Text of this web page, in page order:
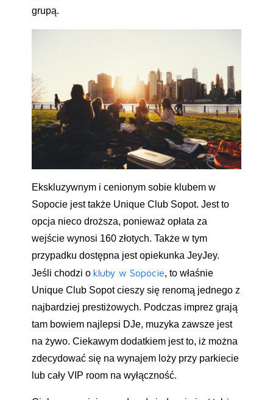
grupą.
Ekskluzywnym i cenionym sobie klubem w
Sopocie jest także Unique Club Sopot. Jest to
opcja nieco droższa, ponieważ opłata za
wejście wynosi 160 złotych. Także w tym
przypadku dostępna jest opiekunka JeyJey.
Jeśli chodzi o kluby w Sopocie, to właśnie
Unique Club Sopot cieszy się renomą jednego z
najbardziej prestiżowych. Podczas imprez grają
tam bowiem najlepsi DJe, muzyka zawsze jest
na żywo. Ciekawym dodatkiem jest to, iż można
zdecydować się na wynajem loży przy parkiecie
lub cały VIP room na wyłączność.